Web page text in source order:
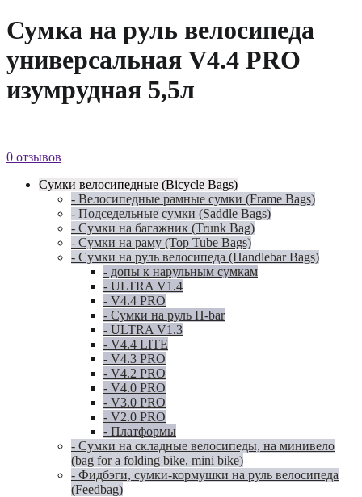
Сумка на руль велосипеда
универсальная V4.4 PRO
изумрудная 5,5л
0 отзывов
Сумки велосипедные (Bicycle Bags)
- Велосипедные рамные сумки (Frame Bags)
- Подседельные сумки (Saddle Bags)
- Сумки на багажник (Trunk Bag)
- Сумки на раму (Top Tube Bags)
- Сумки на руль велосипеда (Handlebar Bags)
- допы к нарульным сумкам
- ULTRA V1.4
- V4.4 PRO
- Сумки на руль H-bar
- ULTRA V1.3
- V4.4 LITE
- V4.3 PRO
- V4.2 PRO
- V4.0 PRO
- V3.0 PRO
- V2.0 PRO
- Платформы
- Сумки на складные велосипеды, на минивело
(bag for a folding bike, mini bike)
- Фидбэги, сумки-кормушки на руль велосипеда
(Feedbag)